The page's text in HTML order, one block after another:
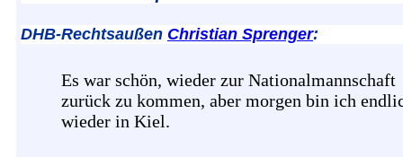
DHB-Rechtsaußen Christian Sprenger:
Es war schön, wieder zur Nationalmannschaft
zurück zu kommen, aber morgen bin ich
wieder in Kiel.